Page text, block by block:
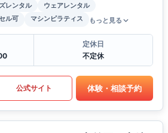
レンタル
ウェアレンタル
ル可 マシンピラティス もっと見る
定休日
不定休
公式サイト 体験・相談予約